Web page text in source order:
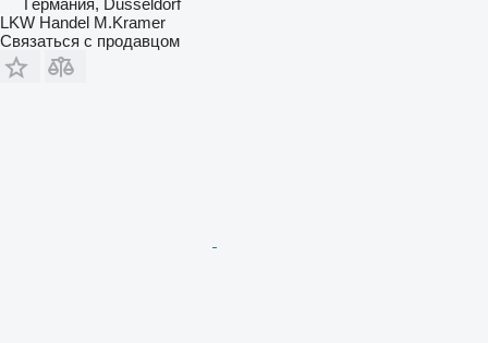
Германия, Dusseldorf
LKW Handel M.Kramer
Связаться с продавцом